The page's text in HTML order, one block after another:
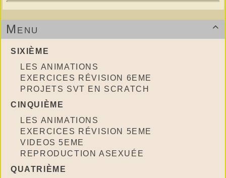

Menu
SIXIÈME
LES ANIMATIONS
EXERCICES RÉVISION 6EME
PROJETS SVT EN SCRATCH
CINQUIÈME
LES ANIMATIONS
EXERCICES RÉVISION 5EME
VIDEOS 5EME
REPRODUCTION ASEXUÉE
QUATRIÈME